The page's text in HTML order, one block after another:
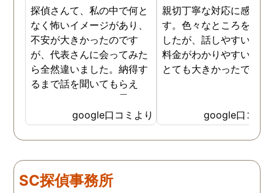
探偵さんて、私の中で何と
なく怖いイメージがあり、
不安が大きかったのです
が、代表さんに会ってみた
ら全然違いました。納得す
るまで話を聞いてもらえ
て、ここならという思いで
依頼しました。代表さんが
私と一緒に戦ってくれてる
感じがして、心強かったで
現在離婚調停中です。弁護
士さんも紹介してもらえて
google口コミより
親切丁寧な対応に感謝し
す。色々なところを探し
したが、話しやすいこと
料金がわかりやすいこと
とても大きかったです。
google口コミ
SC探偵事務所